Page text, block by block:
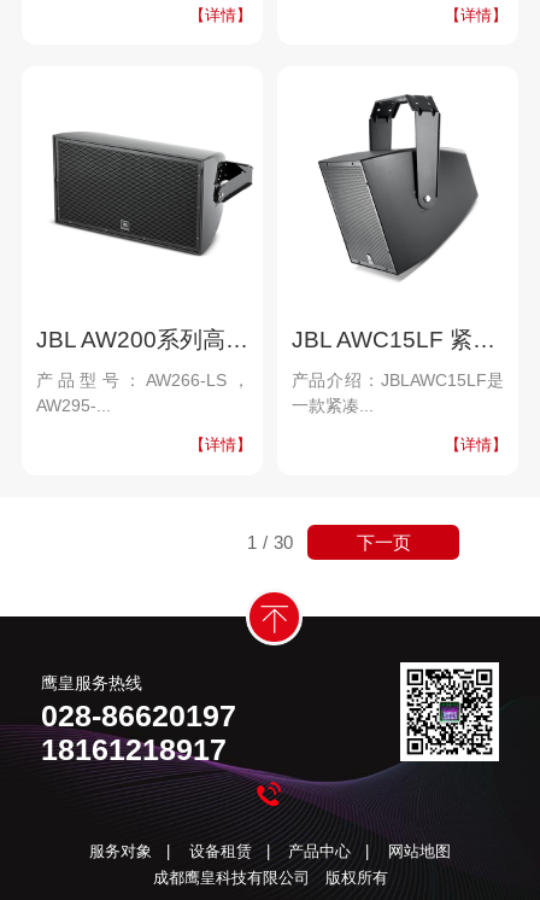
【详情】 【详情】
JBL AW200系列高功率全天候音箱
产品型号：AW266-LS，
AW295-...
【详情】
JBL AWC15LF 紧凑型全天候低频音箱
产品介绍：JBLAWC15LF是
一款紧凑...
【详情】
1 / 30 下一页
鹰皇服务热线
028-86620197
18161218917
服务对象 设备租赁 | 产品中心
网站地图
成都鹰皇科技有限公司 版权所有